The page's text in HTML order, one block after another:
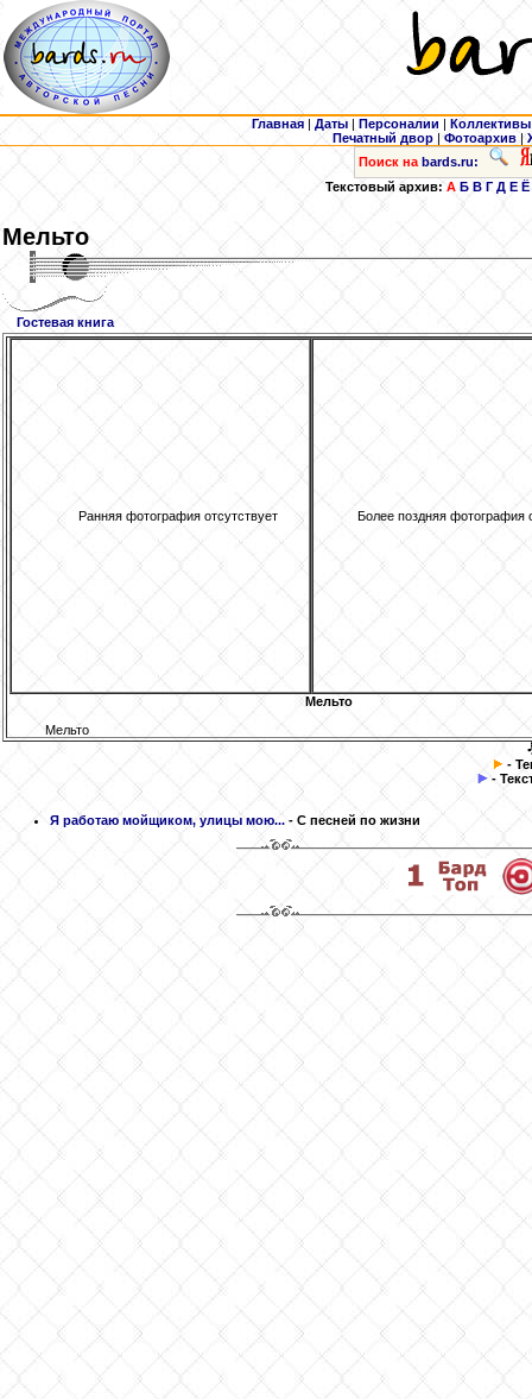
Главная | Даты | Персоналии | Коллективы
Печатный двор |Фотоархив |
Поиск на bards.ru:
Текстовый архив:А Б В Г Д Е Ё
Мельто
Гостевая книга
Ранняя фотография отсутствует Более поздняя фотография
Мельто
Мельто
-
-
Я работаю мойщиком, улицы мою... - С песней по жизни